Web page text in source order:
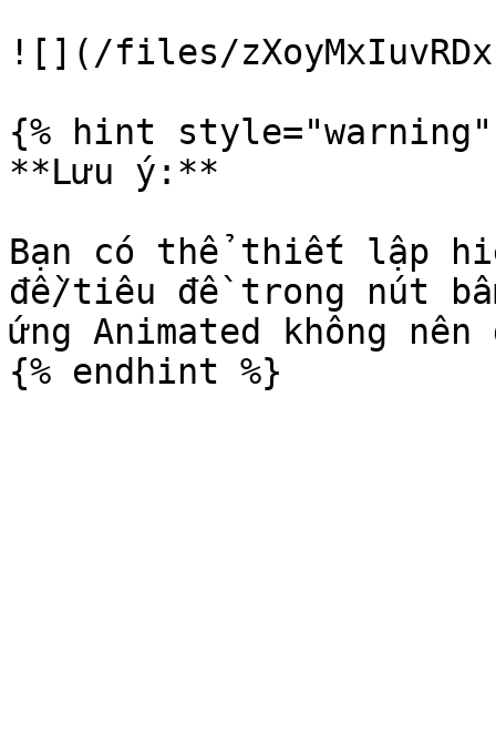
![](/files/
{% hint style="warning"
**Lưu ý:**
Bạn có thể thiết lập
đề/tiêu đề trong nút
ứng Animated không